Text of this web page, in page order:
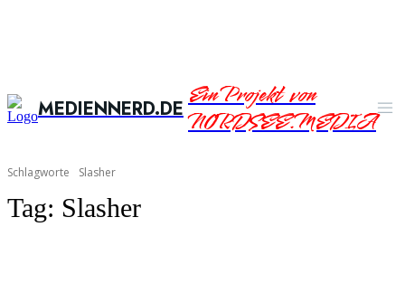
MEDIENNERD.DEEin Projekt von
NORDSEE.MEDIA
Schlagworte Slasher
Tag: Slasher